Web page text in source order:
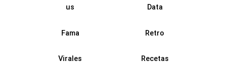
us Data
Fama Retro
Virales Recetas